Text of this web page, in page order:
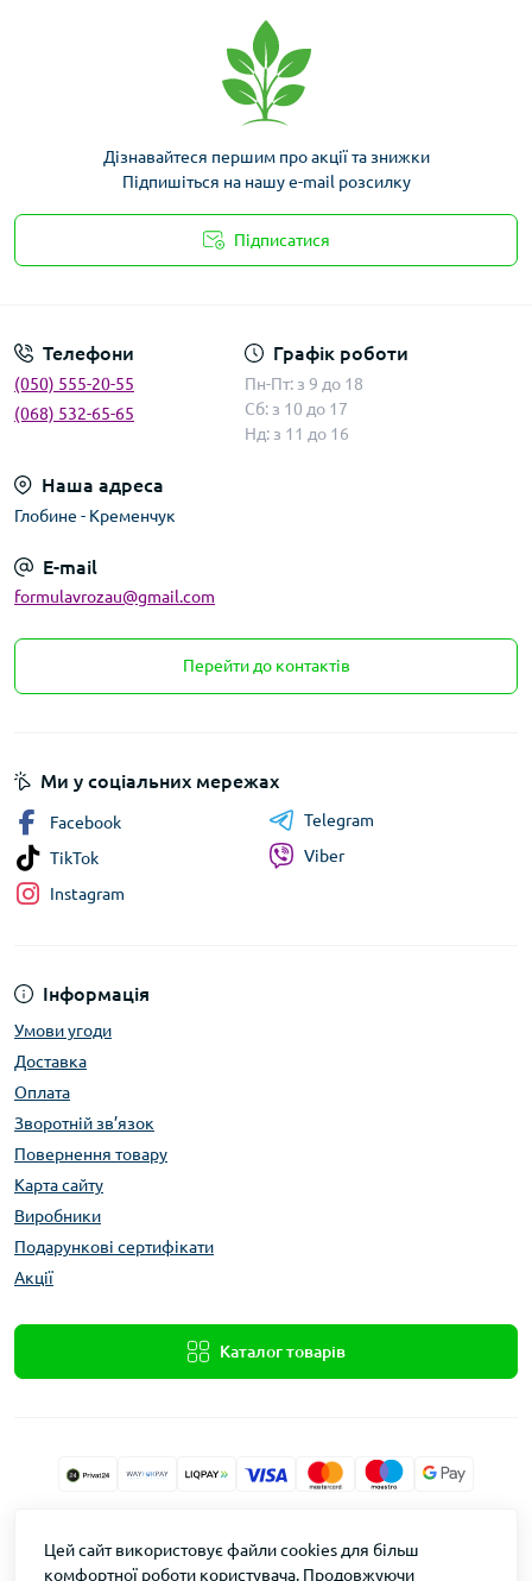
Дізнавайтеся першим про акції та знижки
Підпишіться на нашу e-mail розсилку
Підписатися
Телефони
(050) 555-20-55
(068) 532-65-65
Графік роботи
Пн-Пт: з 9 до 18
Сб: з 10 до 17
Нд: з 11 до 16
Наша адреса
Глобине - Кременчук
E-mail
formulavrozau@gmail.com
Перейти до контактів
Інформація
Умови угоди
Доставка
Оплата
Зворотній зв’язок
Повернення товару
Карта сайту
Виробники
Подарункові сертифікати
Акції
Каталог товарів
Ми у соціальних мережах
Facebook
TikTok
Instagram
Telegram
Viber
Формула Врожаю © 2026
Цей сайт використовує файли cookies для більш
комфортної роботи користувача. Продовжуючи